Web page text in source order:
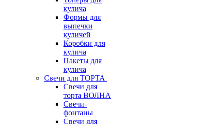
кулича
Формы для
выпечки
куличей
Коробки для
кулича
Пакеты для
кулича
Свечи для ТОРТА
Свечи для
торта ВОЛНА
Свечи-
фонтаны
Свечи для